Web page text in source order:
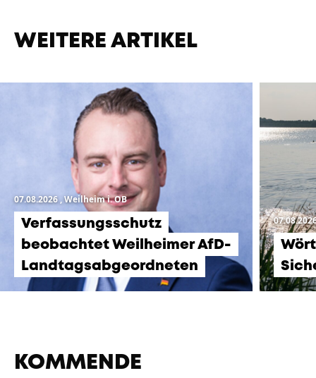
WEITERE ARTIKEL
07.08.2026, Weilheim i. OB
Verfassungsschutz
beobachtet Weilheimer AfD-
Landtagsabgeordneten
KOMMENDE